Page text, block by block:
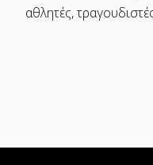
αθλητές,